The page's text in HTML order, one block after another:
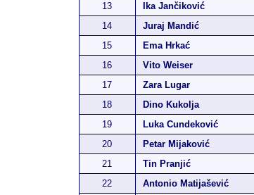
13
Ika Jančiković
14
Juraj Mandić
15
Ema Hrkać
16
Vito Weiser
17
Zara Lugar
18
Dino Kukolja
19
Luka Cundeković
20
Petar Mijaković
21
Tin Pranjić
22
Antonio Matijašević